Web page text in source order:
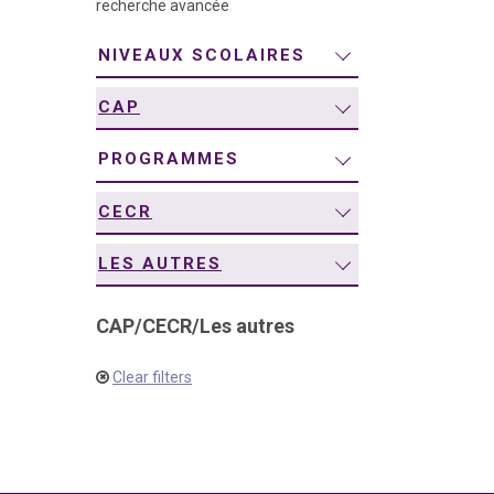
recherche avancée
NIVEAUX SCOLAIRES
CAP
PROGRAMMES
CECR
LES AUTRES
CAP/CECR/Les autres
Clear filters